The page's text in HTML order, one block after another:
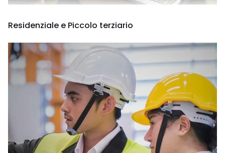
Residenziale e Piccolo terziario